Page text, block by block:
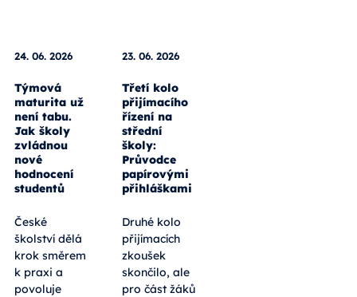
24. 06. 2026
Týmová
maturita už
není tabu.
Jak školy
zvládnou
nové
hodnocení
studentů
České
školství dělá
krok směrem
k praxi a
povoluje
23. 06. 2026
Třetí kolo
přijímacího
řízení na
střední
školy:
Průvodce
papírovými
přihláškami
Druhé kolo
přijímacích
zkoušek
skončilo, ale
pro část žáků